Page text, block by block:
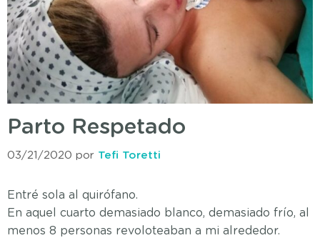
Parto Respetado
03/21/2020 por Tefi Toretti
Entré sola al quirófano.
En aquel cuarto demasiado blanco, demasiado frío, al
menos 8 personas revoloteaban a mi alrededor.